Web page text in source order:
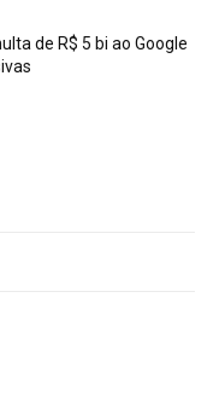
de R$ 5 bi ao Google